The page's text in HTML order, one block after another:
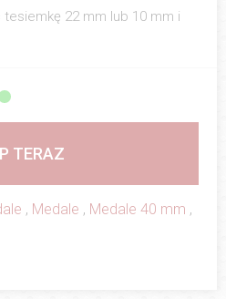
22 mm lub 10 mm i
TERAZ
, Medale , Medale 40 mm ,